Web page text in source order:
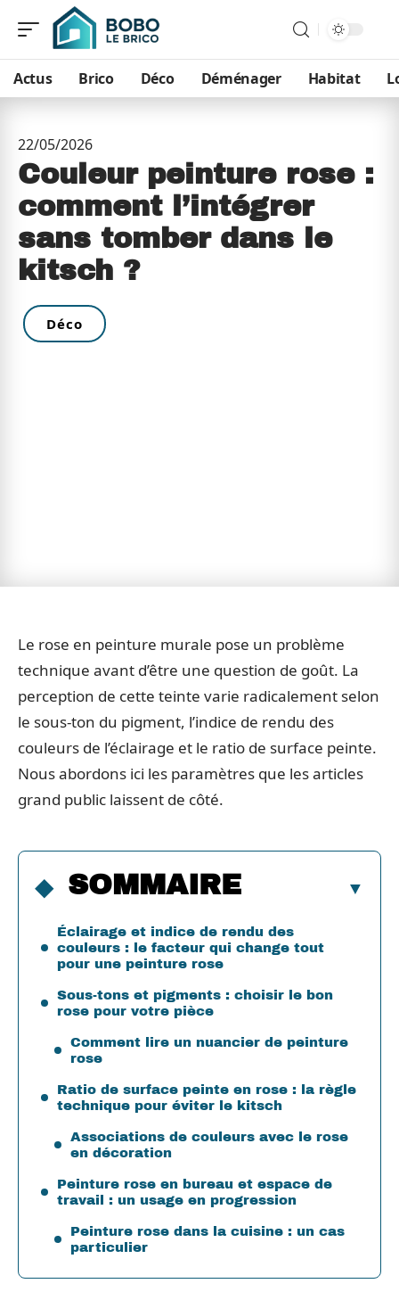
Actus Brico Déco Déménager Habitat
22/05/2026
Couleur peinture rose :
comment l’intégrer
sans tomber dans le
kitsch ?
Déco
Le rose en peinture murale pose un problème
technique avant d’être une question de goût. La
perception de cette teinte varie radicalement selon
le sous-ton du pigment, l’indice de rendu des
couleurs de l’éclairage et le ratio de surface peinte.
Nous abordons ici les paramètres que les articles
grand public laissent de côté.
SOMMAIRE
Éclairage et indice de rendu des
couleurs : le facteur qui change tout
pour une peinture rose
Sous-tons et pigments : choisir le bon
rose pour votre pièce
Comment lire un nuancier de peinture
rose
Ratio de surface peinte en rose : la règle
technique pour éviter le kitsch
Associations de couleurs avec le rose
en décoration
Peinture rose en bureau et espace de
travail : un usage en progression
Peinture rose dans la cuisine : un cas
particulier